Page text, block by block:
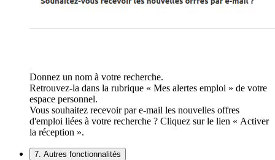
Donnez un nom à votre recherche.
Retrouvez-la dans la rubrique « Mes alertes emploi » de votre
espace personnel.
Vous souhaitez recevoir par e-mail les nouvelles offres
d'emploi liées à votre recherche ? Cliquez sur le lien « Activer
la réception ».
7. Autres fonctionnalités